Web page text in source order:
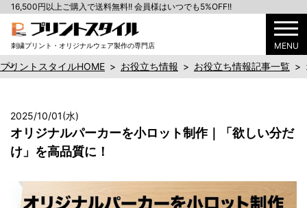
刺繍プリント・オリジナルウェア製作の専門店 MENU
16,500円以上ご購入で送料無料!! 会員様はいつでも5%OFF!!
プリントスタイルHOME > お役立ち情報 > お役立ち情報記事一覧 >
2025/10/01(水)
オリジナルパーカーを小ロット制作｜「欲しい分だ
け」を高品質に！